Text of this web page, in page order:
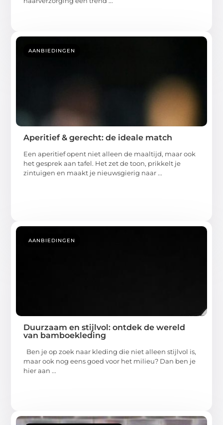
Aperitief & gerecht: de ideale match
het gesprek aan tafel. Het zet de toon, prikkelt je
zintuigen en maakt je nieuwsgierig naar ...
Duurzaam en stijlvol: ontdek de wereld
van bamboekleding
maar ook nog eens goed voor het milieu? Dan ben je
hier aan ...